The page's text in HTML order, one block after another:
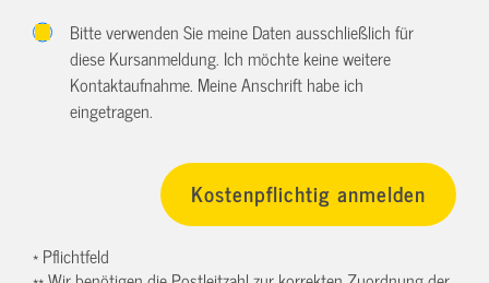
Bitte verwenden Sie meine Daten ausschließlich für
diese Kursanmeldung. Ich möchte keine weitere
Kontaktaufnahme. Meine Anschrift habe ich
eingetragen.
* Pflichtfeld